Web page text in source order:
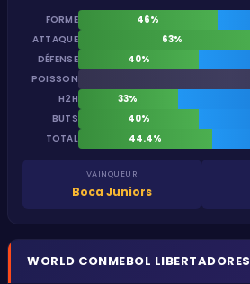
FORME 46%
ATTAQUE
63%
DÉFENSE
40%
POISSON
H2H
33%
BUTS
40%
TOTAL
44.4%
VAINQUEUR
Boca Juniors
WORLD CONMEBOL LIBERTADORES